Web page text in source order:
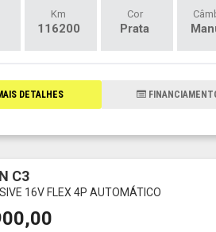
Km
116200
Cor
Prata
DETALHES
C3
16V FLEX 4P AUTOMÁTICO